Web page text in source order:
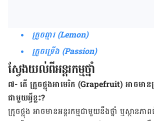
ក្រូច​ឆ្មារ (Lemon)
ក្រូច​ទ្រើង (Passion)
ស្វែង​យល់​ពី​អន្តរកម្ម​ថ្នាំ
៧- តើ ក្រូចថ្លុង​អាមេរិក (Grapefruit) អាច​មាន​ប្
ជាមួយ​អ្វី​ខ្លះ?
ក្រូច​ថ្លុង អាច​មាន​អន្តរកម្ម​ជាមួយ​នឹង​ថ្នាំ​ ឬ​ស្ថាន​